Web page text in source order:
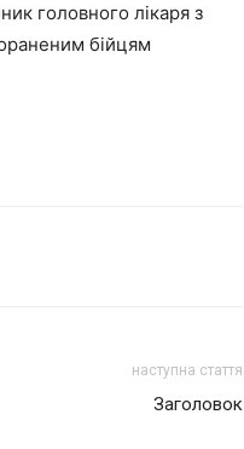
головного лікаря з
бійцям
наступна стаття
Заголовок